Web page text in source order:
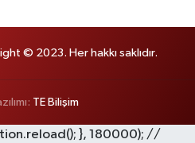
© 2023. Her hakkı saklıdır.
TE Bilişim
}, 180000); //